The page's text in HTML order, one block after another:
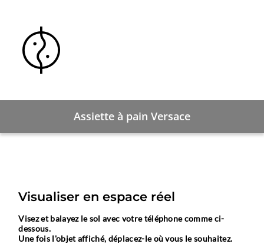
Assiette à pain Versace
Visualiser en espace réel
Visez et balayez le sol avec votre téléphone comme ci-
dessous.
Une fois l'objet affiché, déplacez-le où vous le souhaitez.